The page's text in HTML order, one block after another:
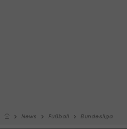
News Fußball Bundesliga